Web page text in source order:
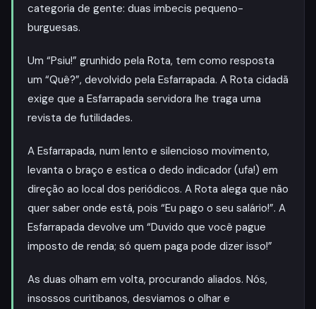
categoria de gente: duas imbecis pequeno-
burguesas.
Um “Psiu!” grunhido pela Rota, tem como resposta
um “Quê?”, devolvido pela Esfarrapada. A Rota­ cidadã
exige que a Esfarrapada­ servidora lhe traga uma
revista de futilidades.
A Esfarrapada, num lento e silencioso movimento,
levanta o braço e estica o dedo indicador (ufa!) em
direção ao local dos periódicos. A Rota alega que não
quer saber onde está, pois “Eu pago o seu salário!”. A
Esfarrapada devolve um “Duvido que você pague
imposto de renda; só quem paga pode dizer isso!”
As duas olham em volta, procurando aliados. Nós,
insossos curitibanos, desviamos o olhar e